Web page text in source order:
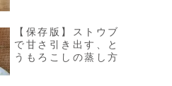
【保存版】ストウブ
で甘さ引き出す、と
うもろこしの蒸し方